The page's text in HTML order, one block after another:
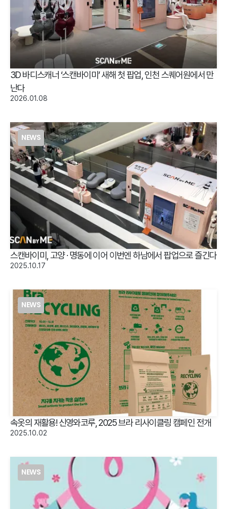
3D 바디스캐너 ‘스캔바이미’ 새해 첫 팝업, 인천 스퀘어원에서 만
난다
2026.01.08
NEWS
스캔바이미, 고양 · 명동에 이어 이번엔 하남에서 팝업으로 즐긴다
2025.10.17
NEWS
속옷의 재활용! 신영와코루, 2025 브라 리사이클링 캠페인 전개
2025.10.02
NEWS